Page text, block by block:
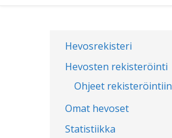
Hevosrekisteri
Hevosten rekisteröinti
Ohjeet rekisteröintiin
Omat hevoset
Statistiikka